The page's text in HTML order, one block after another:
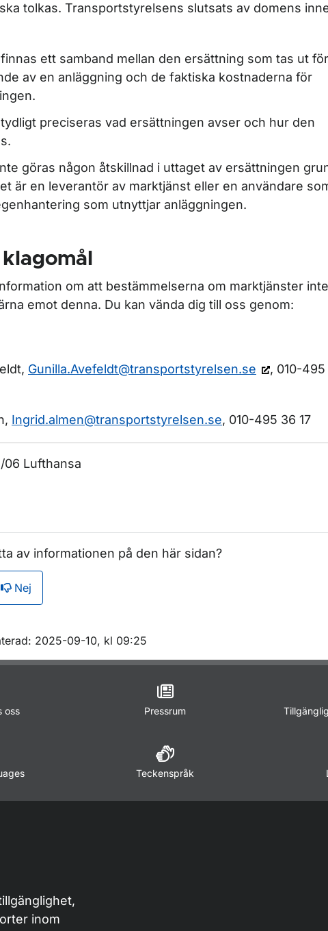
tolkas. Transportstyrelsens slutsats av domens
ett samband mellan den ersättning som tas ut för
av en anläggning och de faktiska kostnaderna för
preciseras vad ersättningen avser och hur den
göras någon åtskillnad i uttaget av ersättningen
är en leverantör av marktjänst eller en användare
som utnyttjar anläggningen.
om att bestämmelserna om marktjänster inte
emot denna. Du kan vända dig till oss genom:
Gunilla.Avefeldt@transportstyrelsen.se
, 010-495
Ingrid.almen@transportstyrelsen.se, 010-495 36 17
06 Lufthansa
av informationen på den här sidan?
Nej
2025-09-10, kl 09:25
oss Pressrum
Teckenspråk
inom